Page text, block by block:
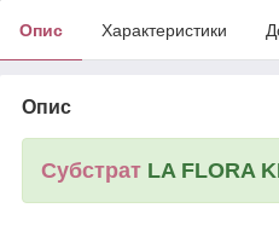
Опис Характеристики
Опис
Субстрат LA FLORA